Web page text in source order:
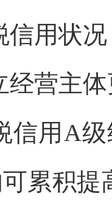
信用状
经营主
用A级
累积提